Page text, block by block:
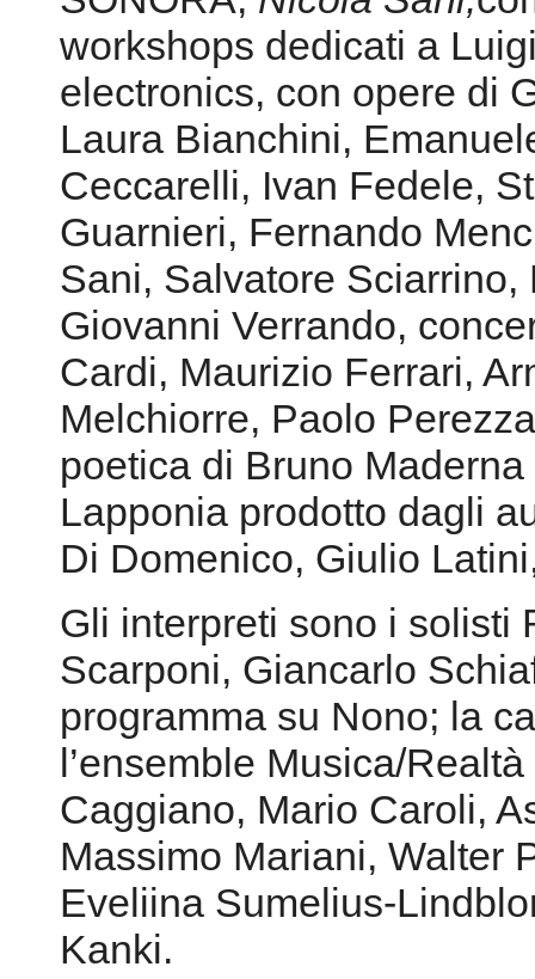
workshops dedicati a
electronics, con opere di
Laura Bianchini,
Ceccarelli, Ivan Fedele,
Guarnieri, Fernando
Sani, Salvatore Sciarrino,
Giovanni Verrando,
Cardi, Maurizio Ferrari,
Melchiorre, Paolo
poetica di Bruno
Lapponia prodotto dagli
Di Domenico, Giulio
Gli interpreti sono i solisti
Scarponi, Giancarlo
programma su Nono; la
l’ensemble Musica/
Caggiano, Mario Caroli,
Massimo Mariani, Walter
Eveliina Sumelius-
Kanki.